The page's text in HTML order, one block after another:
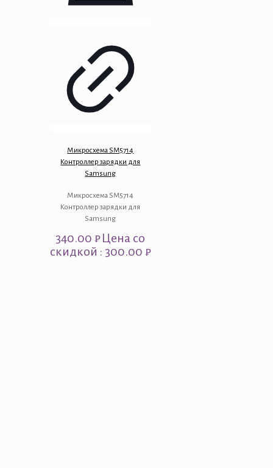
Микросхема SM5714
Контроллер зарядки для
Samsung
Микросхема SM5714
Контроллер зарядки для
Samsung
340.00₽Цена со
скидкой : 300.00 ₽